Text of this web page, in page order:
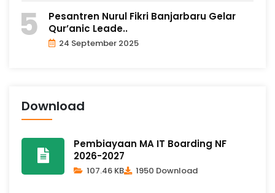
Pesantren Nurul Fikri Banjarbaru Gelar
Qur’anic Leade..
24 September 2025
Download
Pembiayaan MA IT Boarding NF
2026-2027
107.46 KB 1950 Download